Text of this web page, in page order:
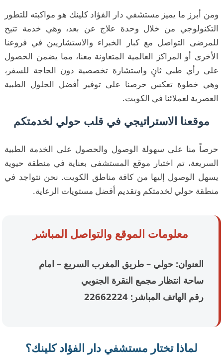
ومن أبرز ما يميز مستشفي دار الفؤاد كلينك هو مواكبته للتطور
التكنولوجي من خلال وحدة علاج عن بعد، وهي خدمة تتيح
للمرضى التواصل مع كبار الخبراء والاستشاريين في فروعنا
الأخرى أو المراكز العالمية المتعاونة معنا، مما يضمن الحصول
على رأي طبي ثانٍ واستشارة تخصصية دون الحاجة للسفر،
وهي خطوة تعكس حرصنا على توفير أفضل الحلول الطبية
العصرية لعملائنا في الكويت.
موقعنا الاستراتيجي في قلب حولي لخدمتكم
حرصاً منا على سهولة الوصول والحصول على الخدمة الطبية
السريعة، تم اختيار موقع المستشفى بعناية في منطقة حيوية
يسهل الوصول إليها من كافة مناطق الكويت. نحن نتواجد في
منطقة حولي لخدمتكم وتقديم أفضل مستويات الرعاية.
معلومات الموقع والتواصل المباشر
العنوان: حولي – طريق المغرب السريع – امام
ساحة انتظار مجمع النقرة الجنوبي
رقم الهاتف المباشر: 22662224
لماذا تختار مستشفي دار الفؤاد كلينك؟